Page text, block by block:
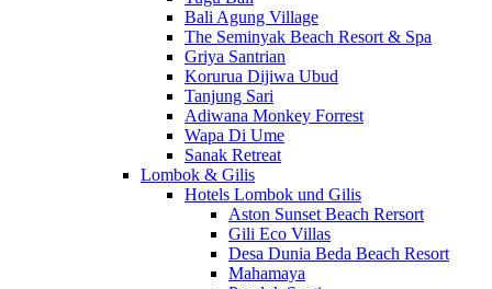
Bali Agung Village
The Seminyak Beach Resort & Spa
Griya Santrian
Korurua Dijiwa Ubud
Tanjung Sari
Adiwana Monkey Forrest
Wapa Di Ume
Sanak Retreat
Lombok & Gilis
Hotels Lombok und Gilis
Aston Sunset Beach Rersort
Gili Eco Villas
Desa Dunia Beda Beach Resort
Mahamaya